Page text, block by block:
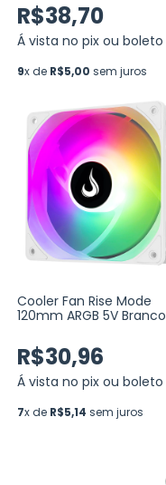
R$38,70
Á vista no pix ou boleto
9x de R$5,00 sem juros
Cooler Fan Rise Mode
120mm ARGB 5V Branco
R$30,96
Á vista no pix ou boleto
7x de R$5,14 sem juros